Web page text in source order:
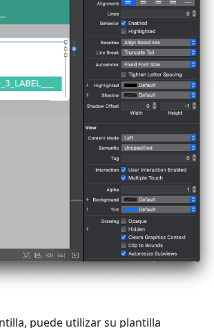
puede utilizar su plantilla